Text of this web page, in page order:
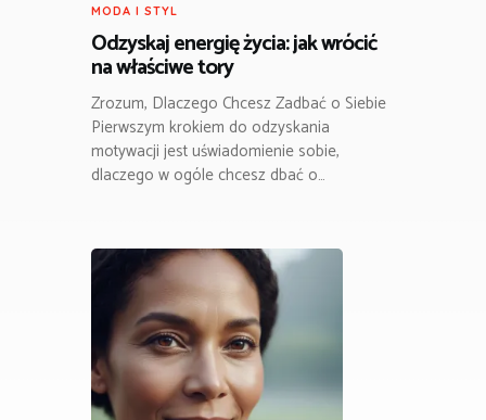
MODA I STYL
Odzyskaj energię życia: jak wrócić
na właściwe tory
Zrozum, Dlaczego Chcesz Zadbać o Siebie
Pierwszym krokiem do odzyskania
motywacji jest uświadomienie sobie,
dlaczego w ogóle chcesz dbać o…